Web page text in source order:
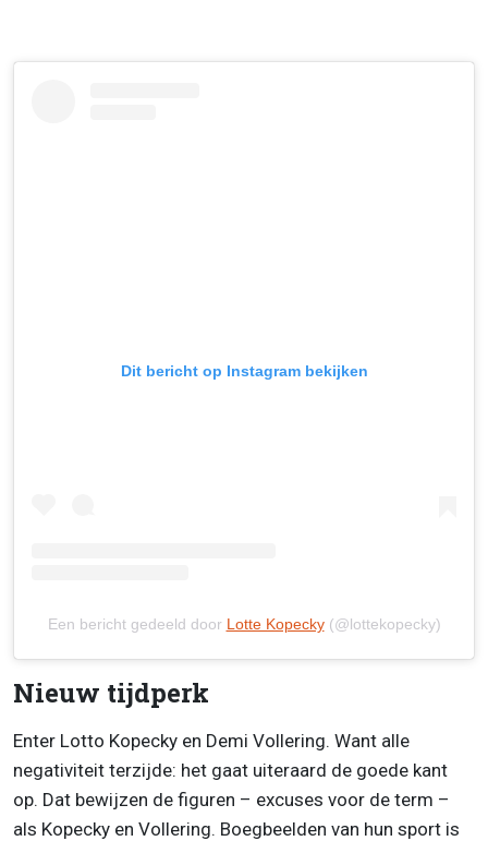
Dit bericht op Instagram bekijken
Een bericht gedeeld door Lotte Kopecky(@lottekopecky)
Nieuw tijdperk
Enter Lotto Kopecky en Demi Vollering. Want alle
negativiteit terzijde: het gaat uiteraard de goede kant
op. Dat bewijzen de figuren – excuses voor de term –
als Kopecky en Vollering. Boegbeelden van hun sport is